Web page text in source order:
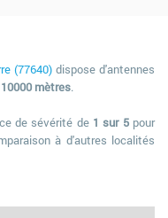
(77640)dispose d'antennes
10000 mètres.
de sévérité de 1 sur 5pour
à d'autres localités